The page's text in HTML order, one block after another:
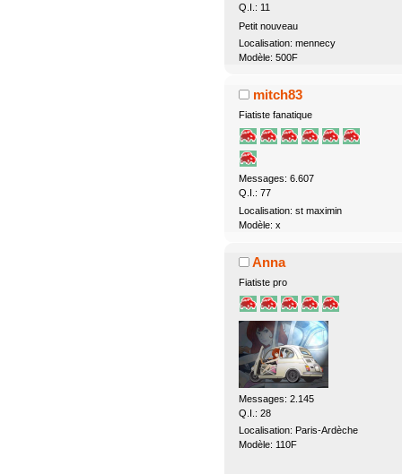
Q.I.: 11
Petit nouveau
Localisation: mennecy
Modèle: 500F
mitch83
Fiatiste fanatique
Messages: 6.607
Q.I.: 77
Localisation: st maximin
Modèle: x
Anna
Fiatiste pro
Messages: 2.145
Q.I.: 28
Localisation: Paris-Ardèche
Modèle: 110F